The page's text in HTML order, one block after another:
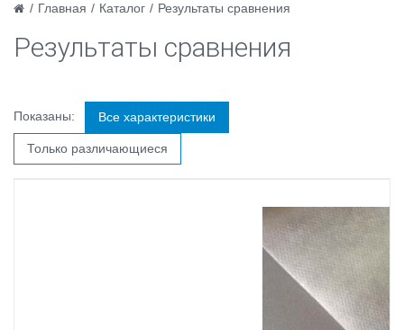
/ Главная / Каталог / Результаты сравнения
Результаты сравнения
Показаны: Все характеристики
Только различающиеся